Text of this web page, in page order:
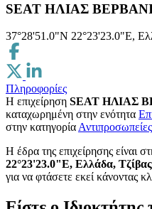
SEAT ΗΛΙΑΣ
37°28'51.0"N 22°23'23.0"E,
Πληροφορίες
Η επιχείρηση SEAT ΗΛΙΑΣ
καταχωρημένη στην ενότητα
στην κατηγορία
H έδρα της επιχείρησης είναι
22°23'23.0"E, Ελλάδα, Τζίβας
για να φτάσετε εκεί κάνοντας